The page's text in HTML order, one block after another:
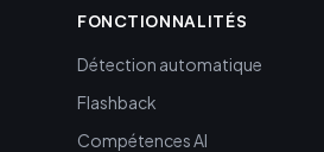
FONCTIONNALITÉS
Détection automatique
Flashback
Compétences AI